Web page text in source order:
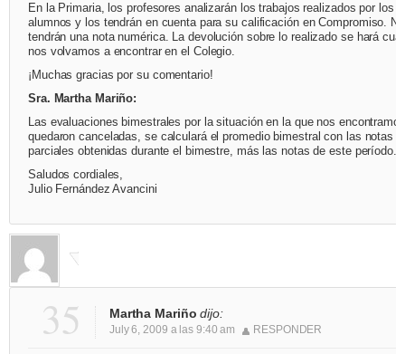
En la Primaria, los profesores analizarán los trabajos realizados por los
alumnos y los tendrán en cuenta para su calificación en Compromiso. No
tendrán una nota numérica. La devolución sobre lo realizado se hará
nos volvamos a encontrar en el Colegio.
¡Muchas gracias por su comentario!
Sra. Martha Mariño:
Las evaluaciones bimestrales por la situación en la que nos
quedaron canceladas, se calculará el promedio bimestral con las notas
parciales obtenidas durante el bimestre, más las notas de este período.
Saludos cordiales,
Julio Fernández Avancini
35 Martha Mariño dijo:
July 6, 2009 a las 9:40 am RESPONDER